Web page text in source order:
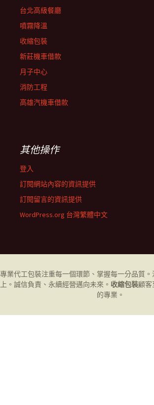
台北高級餐廳
噴霧降溫
收縮包裝
新莊機車借款
月子中心
消防工程
高雄汽機車借款
其他操作
登入
訂閱網站內容的資訊提供
訂閱留言的資訊提供
WordPress.org 台灣繁體中文
專業代工包裝注重每一個環節、掌握每一分品質
上。誠信負責、永續經營邁向未來。 收縮包裝顧客
的專業。